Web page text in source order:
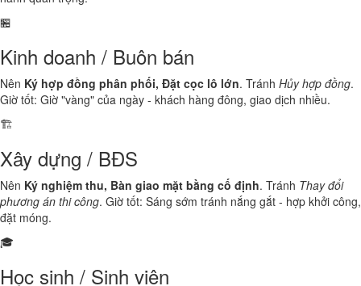
🏪
Kinh doanh / Buôn bán
Nên Ký hợp đồng phân phối, Đặt cọc lô lớn. Tránh Hủy hợp đồng.
Giờ tốt: Giờ "vàng" của ngày - khách hàng đông, giao dịch nhiều.
🏗️
Xây dựng / BĐS
Nên Ký nghiệm thu, Bàn giao mặt bằng cố định. Tránh Thay đổi
phương án thi công. Giờ tốt: Sáng sớm tránh nắng gắt - hợp khởi công,
đặt móng.
🎓
Học sinh / Sinh viên